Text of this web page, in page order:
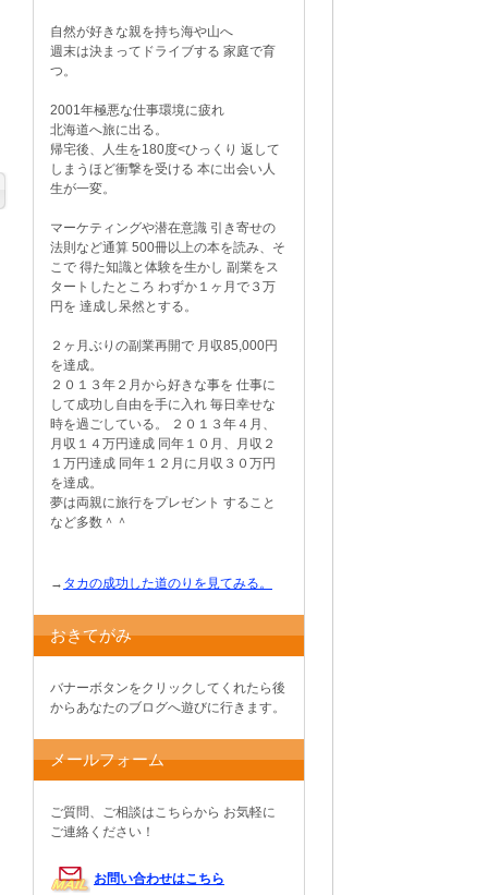
自然が好きな親を持ち海や山へ
週末は決まってドライブする 家庭で育
つ。
2001年極悪な仕事環境に疲れ
北海道へ旅に出る。
帰宅後、人生を180度<ひっくり 返して
しまうほど衝撃を受ける 本に出会い人
生が一変。
マーケティングや潜在意識 引き寄せの
法則など通算 500冊以上の本を読み、そ
こで 得た知識と体験を生かし 副業をス
タートしたところ わずか１ヶ月で３万
円を 達成し呆然とする。
２ヶ月ぶりの副業再開で 月収85,000円
を達成。
２０１３年２月から好きな事を 仕事に
して成功し自由を手に入れ 毎日幸せな
時を過ごしている。 ２０１３年４月、
月収１４万円達成 同年１０月、月収２
１万円達成 同年１２月に月収３０万円
を達成。
夢は両親に旅行をプレゼント すること
など多数＾＾
→ タカの成功した道のりを見てみる。
おきてがみ
バナーボタンをクリックしてくれたら後
からあなたのブログへ遊びに行きます。
メールフォーム
ご質問、ご相談はこちらから お気軽に
ご連絡ください！
お問い合わせはこちら